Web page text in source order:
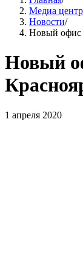
Медиа центр
Новости/
Новый офис
Новый
1 апреля 2020